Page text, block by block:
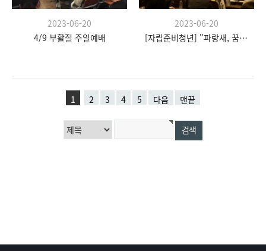
2023-06-20
4/9 부활절 주일예배
2023-06-20
[자립준비청년] "파랑새, 꿈을 향한 날갯짓" 발대식
1 2 3 4 5 다음 맨끝